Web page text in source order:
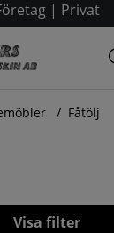
| Privat
Fåtölj
Filtrera